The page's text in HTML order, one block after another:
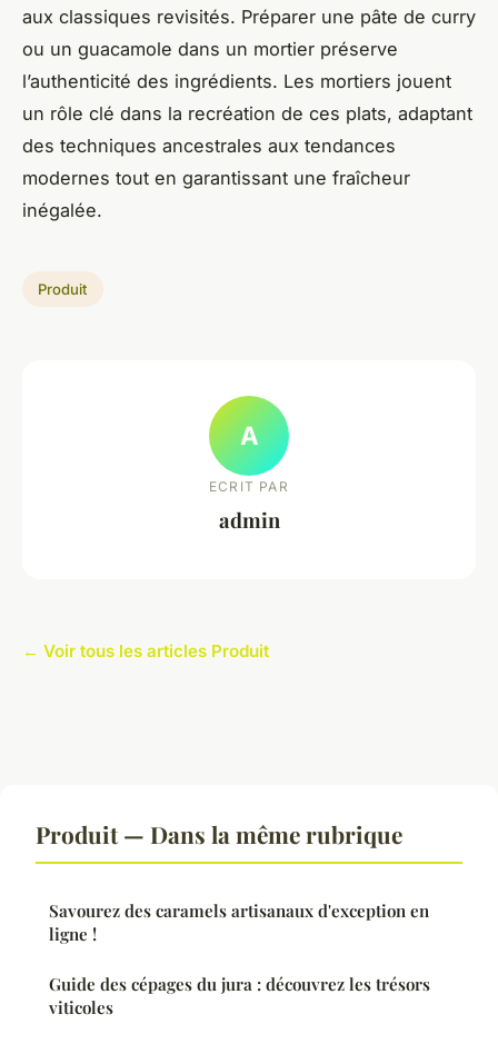
aux classiques revisités. Préparer une pâte de curry
ou un guacamole dans un mortier préserve
l’authenticité des ingrédients. Les mortiers jouent
un rôle clé dans la recréation de ces plats, adaptant
des techniques ancestrales aux tendances
modernes tout en garantissant une fraîcheur
inégalée.
Produit
A
ECRIT PAR
admin
← Voir tous les articles Produit
Produit — Dans la même rubrique
Savourez des caramels artisanaux d'exception en
ligne !
Guide des cépages du jura : découvrez les trésors
viticoles